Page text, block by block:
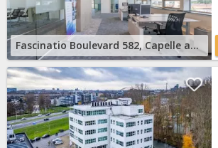
Fascinatio Boulevard 582, Capelle aan den IJssel